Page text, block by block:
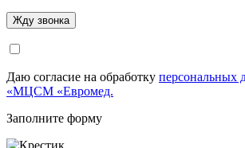
Даю согласие на обработку
«МЦСМ «Евромед.
Заполните форму